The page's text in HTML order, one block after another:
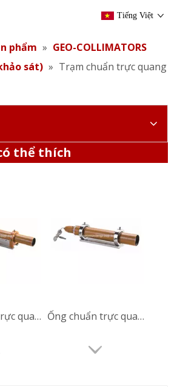
Tiếng Việt
phẩm » GEO-COLLIMATORS
sát) » Trạm chuẩn trực quang
thể thích
Ống chuẩn trực quang học Ống chuẩn trực quang học